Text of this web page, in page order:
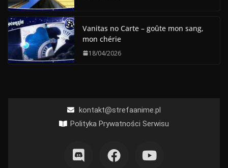
Vanitas no Carte – goûte mon sang,
mon chérie
18/04/2026
kontakt@strefaanime.pl
Polityka Prywatności Serwisu